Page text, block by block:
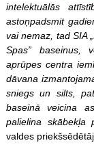
intelektuālās
astoņpadsmit
vai nemaz, tad SIA
Spas” baseinus,
aprūpes centra
dāvana
sniegs un silts,
baseinā veicina
palielina skābekļa
valdes